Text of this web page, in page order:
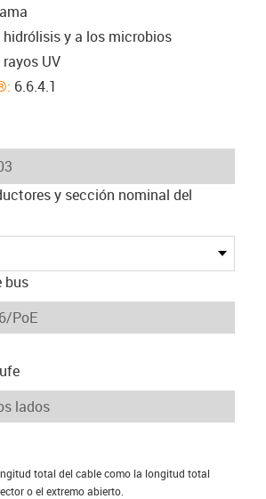
y a los microbios
UV
6.6.4.1
y sección nominal del
bus
total del cable como la longitud total
o el extremo abierto.